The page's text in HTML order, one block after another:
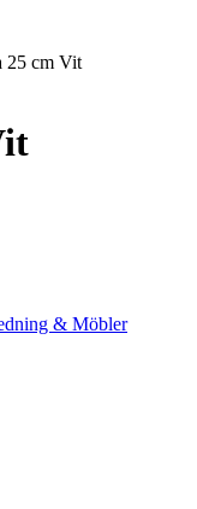
25 cm Vit
& Möbler